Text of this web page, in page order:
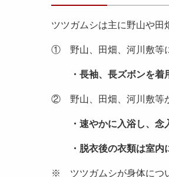
ツツガムシは主に野山や田
① 野山、田畑、河川敷等
・長袖、長ズボンを着用
② 野山、田畑、河川敷等
・速やかに入浴し、念入
・脱衣後の衣類は室内に
※ ツツガムシが身体につ